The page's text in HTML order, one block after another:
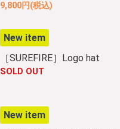
9,800円(税込)
New item
［SUREFIRE］Logo hat
SOLD OUT
New item